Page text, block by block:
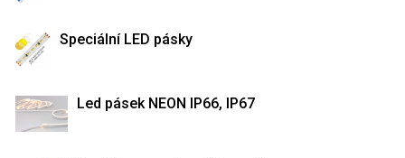
Speciální LED pásky
Led pásek NEON IP66, IP67